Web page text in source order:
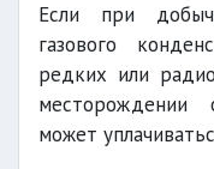
Если при
газового
редких или
месторождении
может